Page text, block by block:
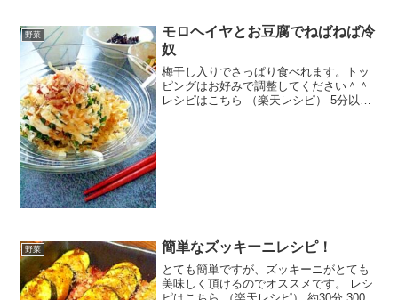
野菜
モロヘイヤとお豆腐でねばねば冷
奴
梅干し入りでさっぱり食べれます。トッ
ピングはお好みで調整してください＾＾
レシピはこちら （楽天レシピ） 5分以内
野菜 簡単なズッキーニレシピ！
とても簡単ですが、ズッキーニがとても
美味しく頂けるのでオススメです。 レシ